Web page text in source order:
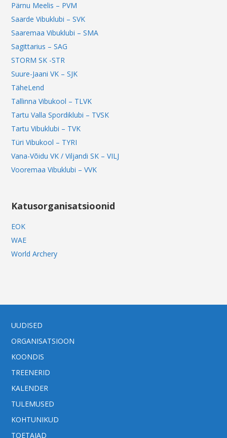
Pärnu Meelis – PVM
Saarde Vibuklubi – SVK
Saaremaa Vibuklubi – SMA
Sagittarius – SAG
STORM SK -STR
Suure-Jaani VK – SJK
TäheLend
Tallinna Vibukool – TLVK
Tartu Valla Spordiklubi – TVSK
Tartu Vibuklubi – TVK
Türi Vibukool – TYRI
Vana-Võidu VK / Viljandi SK – VILJ
Vooremaa Vibuklubi – VVK
Katusorganisatsioonid
EOK
WAE
World Archery
UUDISED
ORGANISATSIOON
KOONDIS
TREENERID
KALENDER
TULEMUSED
KOHTUNIKUD
TOETAJAD